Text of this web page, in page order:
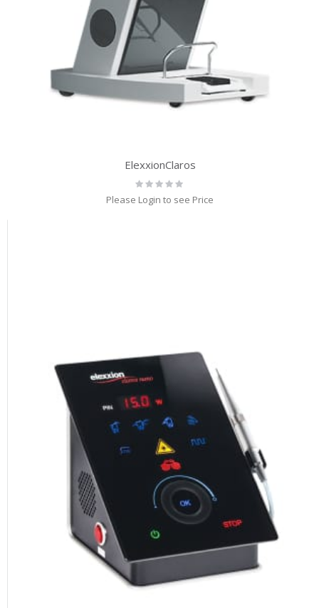
ElexxionClaros
Rating:
0%
Please Login to see Price